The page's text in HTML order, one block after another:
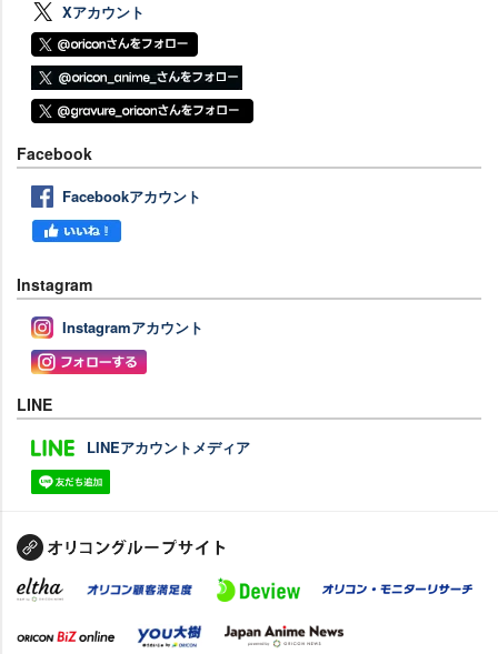
Xアカウント
Facebook
Facebookアカウント
Instagram
Instagramアカウント
LINE
LINEアカウントメディア